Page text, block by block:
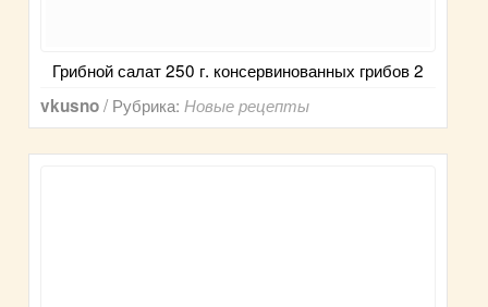
Грибной салат 250 г. консервинованных грибов 2
vkusno/ Рубрика:Новые рецепты